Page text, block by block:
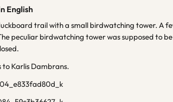
English
trail with a small birdwatching tower. A
peculiar birdwatching tower was supposed to
to Karlis Dambrans.